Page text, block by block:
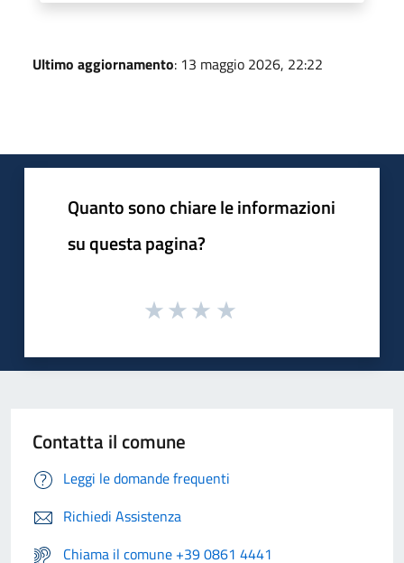
Ultimo aggiornamento: 13 maggio 2026, 22:22
Quanto sono chiare le informazioni
su questa pagina?
Contatta il comune
Leggi le domande frequenti
Richiedi Assistenza
Chiama il comune +39 0861 4441